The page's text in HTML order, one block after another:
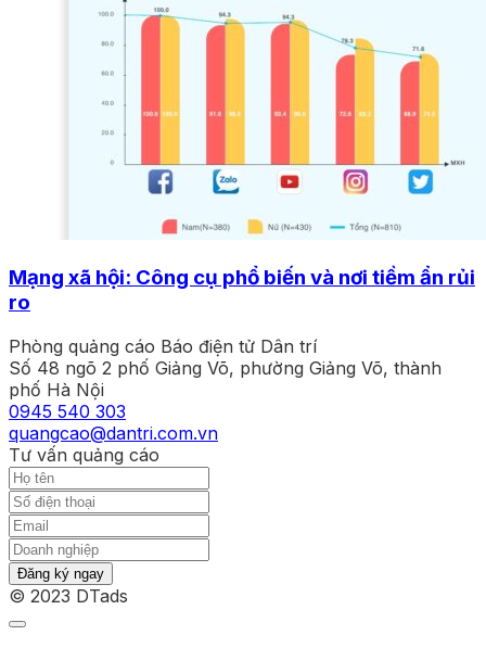
Mạng xã hội: Công cụ phổ biến và nơi tiềm ẩn rủi
ro
Phòng quảng cáo Báo điện tử Dân trí
Số 48 ngõ 2 phố Giảng Võ, phường Giảng Võ, thành
phố Hà Nội
0945 540 303
quangcao@dantri.com.vn
Tư vấn quảng cáo
Đăng ký ngay
© 2023 DTads